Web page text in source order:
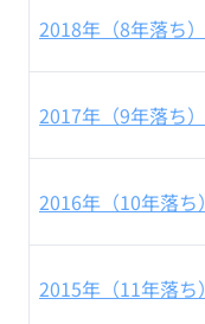
2018年（8年落ち）
2017年（9年落ち）
2016年（10年落ち）
2015年（11年落ち）